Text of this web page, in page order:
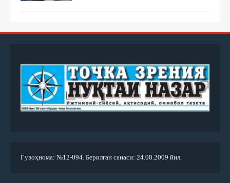
Гувоҳнома: №12-094. Берилган санаси: 24.08.2009 йил.